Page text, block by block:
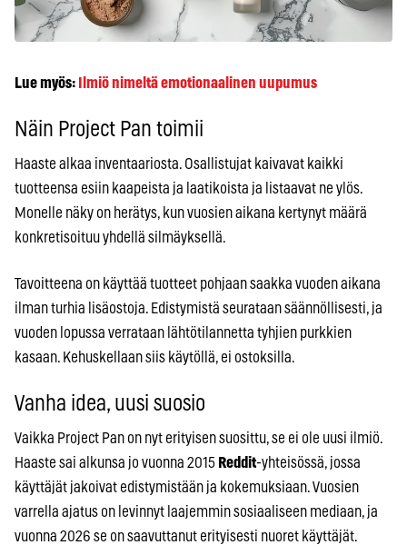
Lue myös: Ilmiö nimeltä emotionaalinen uupumus
Näin Project Pan toimii
Haaste alkaa inventaariosta. Osallistujat kaivavat kaikki
tuotteensa esiin kaapeista ja laatikoista ja listaavat ne ylös.
Monelle näky on herätys, kun vuosien aikana kertynyt määrä
konkretisoituu yhdellä silmäyksellä.
Tavoitteena on käyttää tuotteet pohjaan saakka vuoden aikana
ilman turhia lisäostoja. Edistymistä seurataan säännöllisesti, ja
vuoden lopussa verrataan lähtötilannetta tyhjien purkkien
kasaan. Kehuskellaan siis käytöllä, ei ostoksilla.
Vanha idea, uusi suosio
Vaikka Project Pan on nyt erityisen suosittu, se ei ole uusi ilmiö.
Haaste sai alkunsa jo vuonna 2015 Reddit-yhteisössä, jossa
käyttäjät jakoivat edistymistään ja kokemuksiaan. Vuosien
varrella ajatus on levinnyt laajemmin sosiaaliseen mediaan, ja
vuonna 2026 se on saavuttanut erityisesti nuoret käyttäjät.